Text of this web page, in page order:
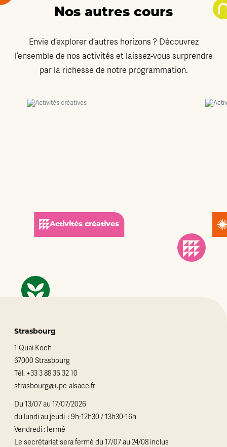
Nos autres cours
Envie d’explorer d’autres horizons ? Découvrez
l’ensemble de nos activités et laissez-vous surprendre
par la richesse de notre programmation.
Activités créatives
Strasbourg
1 Quai Koch
67000 Strasbourg
Tél. +33 3 88 36 32 10
strasbourg@upe-alsace.fr
Du 13/07 au 17/07/2026
du lundi au jeudi : 9h-12h30 / 13h30-16h
Vendredi : fermé
Le secrétariat sera fermé du 17/07 au 24/08 inclus